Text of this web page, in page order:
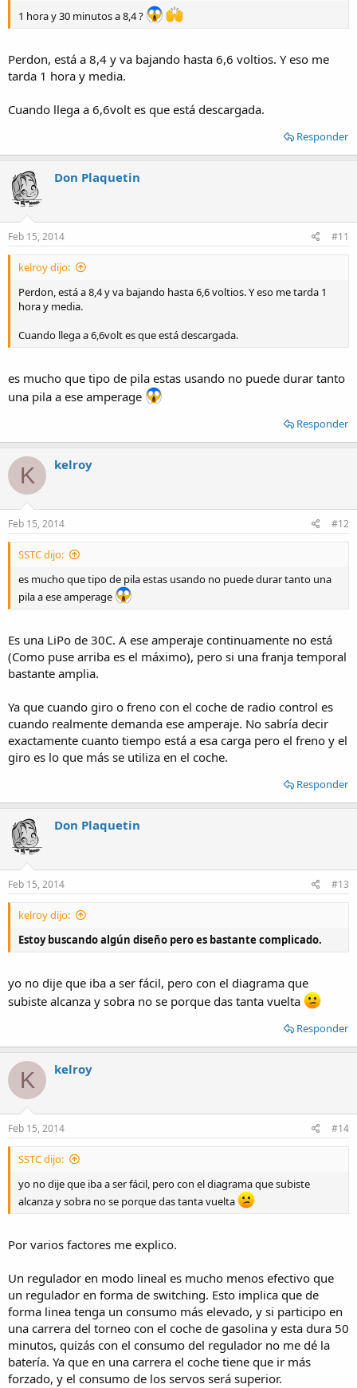
1 hora y 30 minutos a 8,4 ?
Perdon, está a 8,4 y va bajando hasta 6,6 voltios. Y eso me
tarda 1 hora y media.
Cuando llega a 6,6volt es que está descargada.
Responder
Don Plaquetin
Feb 15, 2014 #11
kelroy dijo:
Perdon, está a 8,4 y va bajando hasta 6,6 voltios. Y eso me tarda 1
hora y media.
Cuando llega a 6,6volt es que está descargada.
es mucho que tipo de pila estas usando no puede durar tanto
una pila a ese amperage
Responder
K kelroy
Feb 15, 2014 #12
SSTC dijo:
es mucho que tipo de pila estas usando no puede durar tanto una
pila a ese amperage
Es una LiPo de 30C. A ese amperaje continuamente no está
(Como puse arriba es el máximo), pero si una franja temporal
bastante amplia.
Ya que cuando giro o freno con el coche de radio control es
cuando realmente demanda ese amperaje. No sabría decir
exactamente cuanto tiempo está a esa carga pero el freno y el
giro es lo que más se utiliza en el coche.
Responder
Don Plaquetin
Feb 15, 2014 #13
kelroy dijo:
Estoy buscando algún diseño pero es bastante complicado.
yo no dije que iba a ser fácil, pero con el diagrama que
subiste alcanza y sobra no se porque das tanta vuelta
Responder
K kelroy
Feb 15, 2014 #14
SSTC dijo:
yo no dije que iba a ser fácil, pero con el diagrama que subiste
alcanza y sobra no se porque das tanta vuelta
Por varios factores me explico.
Un regulador en modo lineal es mucho menos efectivo que
un regulador en forma de switching. Esto implica que de
forma linea tenga un consumo más elevado, y si participo en
una carrera del torneo con el coche de gasolina y esta dura 50
minutos, quizás con el consumo del regulador no me dé la
batería. Ya que en una carrera el coche tiene que ir más
forzado, y el consumo de los servos será superior.